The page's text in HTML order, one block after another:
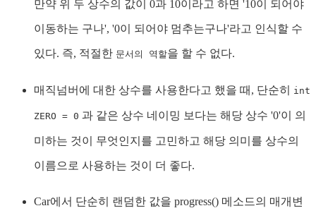
만약 위 두 상수의 값이 0과 10이라고 하면 '10이 되어야
이동하는 구나', '0이 되어야 멈추는구나'라고 인식할 수
있다. 즉, 적절한 문서의 역할을 할 수 없다.
매직넘버에 대한 상수를 사용한다고 했을 때, 단순히 int
ZERO = 0 과 같은 상수 네이밍 보다는 해당 상수 '0'이 의
미하는 것이 무엇인지를 고민하고 해당 의미를 상수의
이름으로 사용하는 것이 더 좋다.
Car에서 단순히 랜덤한 값을 progress() 메소드의 매개변